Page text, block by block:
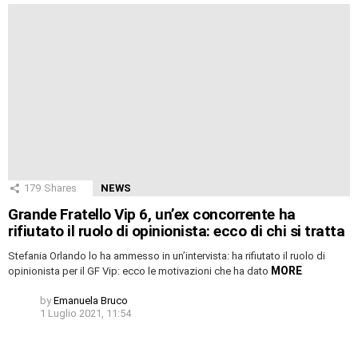
179 Shares NEWS
Grande Fratello Vip 6, un’ex concorrente ha
rifiutato il ruolo di opinionista: ecco di chi si tratta
Stefania Orlando lo ha ammesso in un’intervista: ha rifiutato il ruolo di
opinionista per il GF Vip: ecco le motivazioni che ha dato MORE
by Emanuela Bruco
1 Luglio 2021, 11:54